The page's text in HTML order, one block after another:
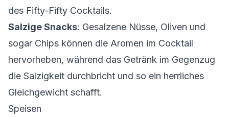
des Fifty-Fifty Cocktails.
Salzige Snacks: Gesalzene Nüsse, Oliven und
sogar Chips können die Aromen im Cocktail
hervorheben, während das Getränk im Gegenzug
die Salzigkeit durchbricht und so ein herrliches
Gleichgewicht schafft.
Speisen